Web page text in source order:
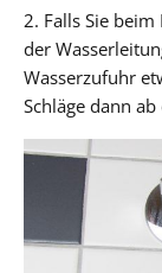
2. Falls Sie beim
der
Wasserzufuhr
Schläge dann